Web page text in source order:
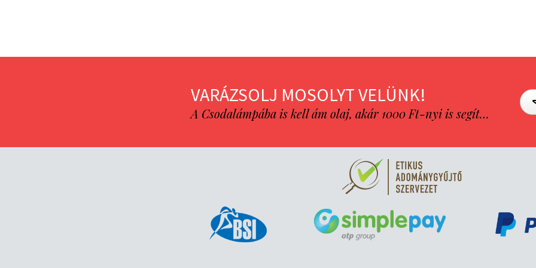
VARÁZSOLJ MOSOLYT VELÜNK!
A Csodalámpába is kell ám olaj, akár 1000 Ft-nyi is segít…